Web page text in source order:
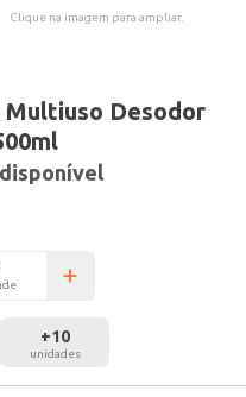
Clique na imagem para ampliar.
Multiuso Desodor
+10
unidades